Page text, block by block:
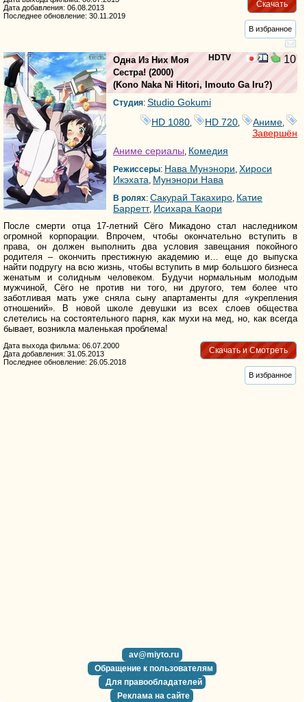
Скачать
Дата добавления: 06.08.2013
Последнее обновление: 30.11.2019
В избранное
HDTV 10
Одна Из Них Моя
Сестра! (2000)
(Kono Naka Ni Hitori, Imouto Ga Iru?)
Студия: Studio Gokumi
HD 1080
HD 720 Аниме
Завершён
Аниме сериалы, Комедия
Режиссеры: Нава Мунэнори, Хироси
Икэхата, Мунэнори Нава
В ролях: Сакурай Такахиро, Катие
Барретт, Исихара Каори
После смерти отца 17-летний Сёго Микадоно стал наследником
огромной корпорации. Впрочем, чтобы окончательно вступить в
права, он должен выполнить два условия завещания покойного
родителя – окончить престижную академию и… еще до выпуска
найти подругу на всю жизнь, чтобы вступить в мир большого бизнеса
женатым и солидным человеком. Будучи нормальным молодым
мужчиной, Сёго не против ни того, ни другого, тем более что
заботливая мать уже сняла сыну апартаменты для «укрепления
отношений». В новой школе девушки из всех слоев общества
слетелись на состоятельного парня, как мухи на мед, но, как всегда
бывает, возникла маленькая проблема!
Скачать и Смотреть
Дата выхода фильма: 06.07.2000
Дата добавления: 31.05.2013
Последнее обновление: 26.05.2018
В избранное
av@miyto.ru
Обращение к пользователям
Для правообладателей
Реклама на сайте